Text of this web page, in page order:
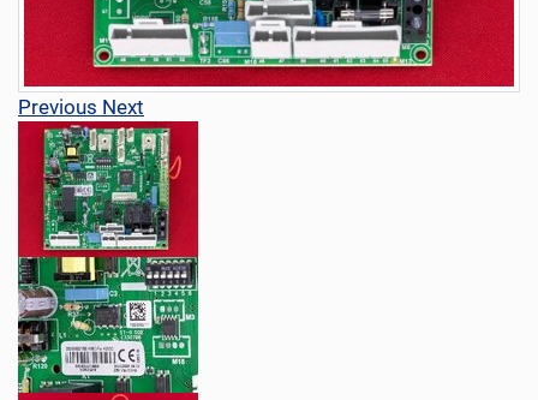
Previous Next